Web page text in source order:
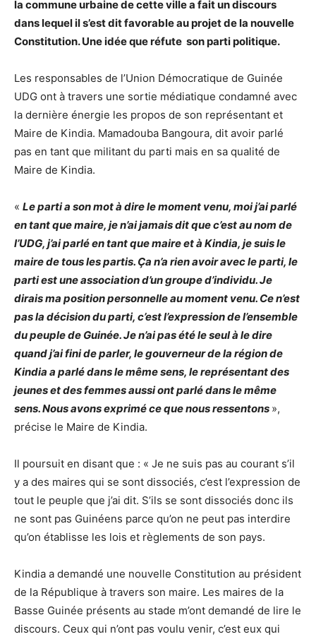
la commune urbaine de cette ville a fait un discours
dans lequel il s’est dit favorable au projet de la nouvelle
Constitution. Une idée que réfute son parti politique.
Les responsables de l’Union Démocratique de Guinée
UDG ont à travers une sortie médiatique condamné avec
la dernière énergie les propos de son représentant et
Maire de Kindia. Mamadouba Bangoura, dit avoir parlé
pas en tant que militant du parti mais en sa qualité de
Maire de Kindia.
« Le parti a son mot à dire le moment venu, moi j’ai parlé
en tant que maire, je n’ai jamais dit que c’est au nom de
l’UDG, j’ai parlé en tant que maire et à Kindia, je suis le
maire de tous les partis. Ça n’a rien avoir avec le parti, le
parti est une association d’un groupe d’individu. Je
dirais ma position personnelle au moment venu. Ce n’est
pas la décision du parti, c’est l’expression de l’ensemble
du peuple de Guinée. Je n’ai pas été le seul à le dire
quand j’ai fini de parler, le gouverneur de la région de
Kindia a parlé dans le même sens, le représentant des
jeunes et des femmes aussi ont parlé dans le même
sens. Nous avons exprimé ce que nous ressentons »,
précise le Maire de Kindia.
Il poursuit en disant que : « Je ne suis pas au courant s’il
y a des maires qui se sont dissociés, c’est l’expression de
tout le peuple que j’ai dit. S’ils se sont dissociés donc ils
ne sont pas Guinéens parce qu’on ne peut pas interdire
qu’on établisse les lois et règlements de son pays.
Kindia a demandé une nouvelle Constitution au président
de la République à travers son maire. Les maires de la
Basse Guinée présents au stade m’ont demandé de lire le
discours. Ceux qui n’ont pas voulu venir, c’est eux qui